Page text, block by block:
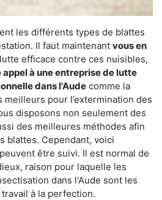
les différents types de blattes
Il faut maintenant vous en
efficace contre ces nuisibles,
appel à une entreprise de lutte
dans l'Aude comme la
meilleurs pour l’extermination des
disposons non seulement des
des meilleures méthodes afin
blattes. Cependant, voici
être suivi. Il est normal de
raison pour laquelle les
dans l'Aude sont les
à la perfection.